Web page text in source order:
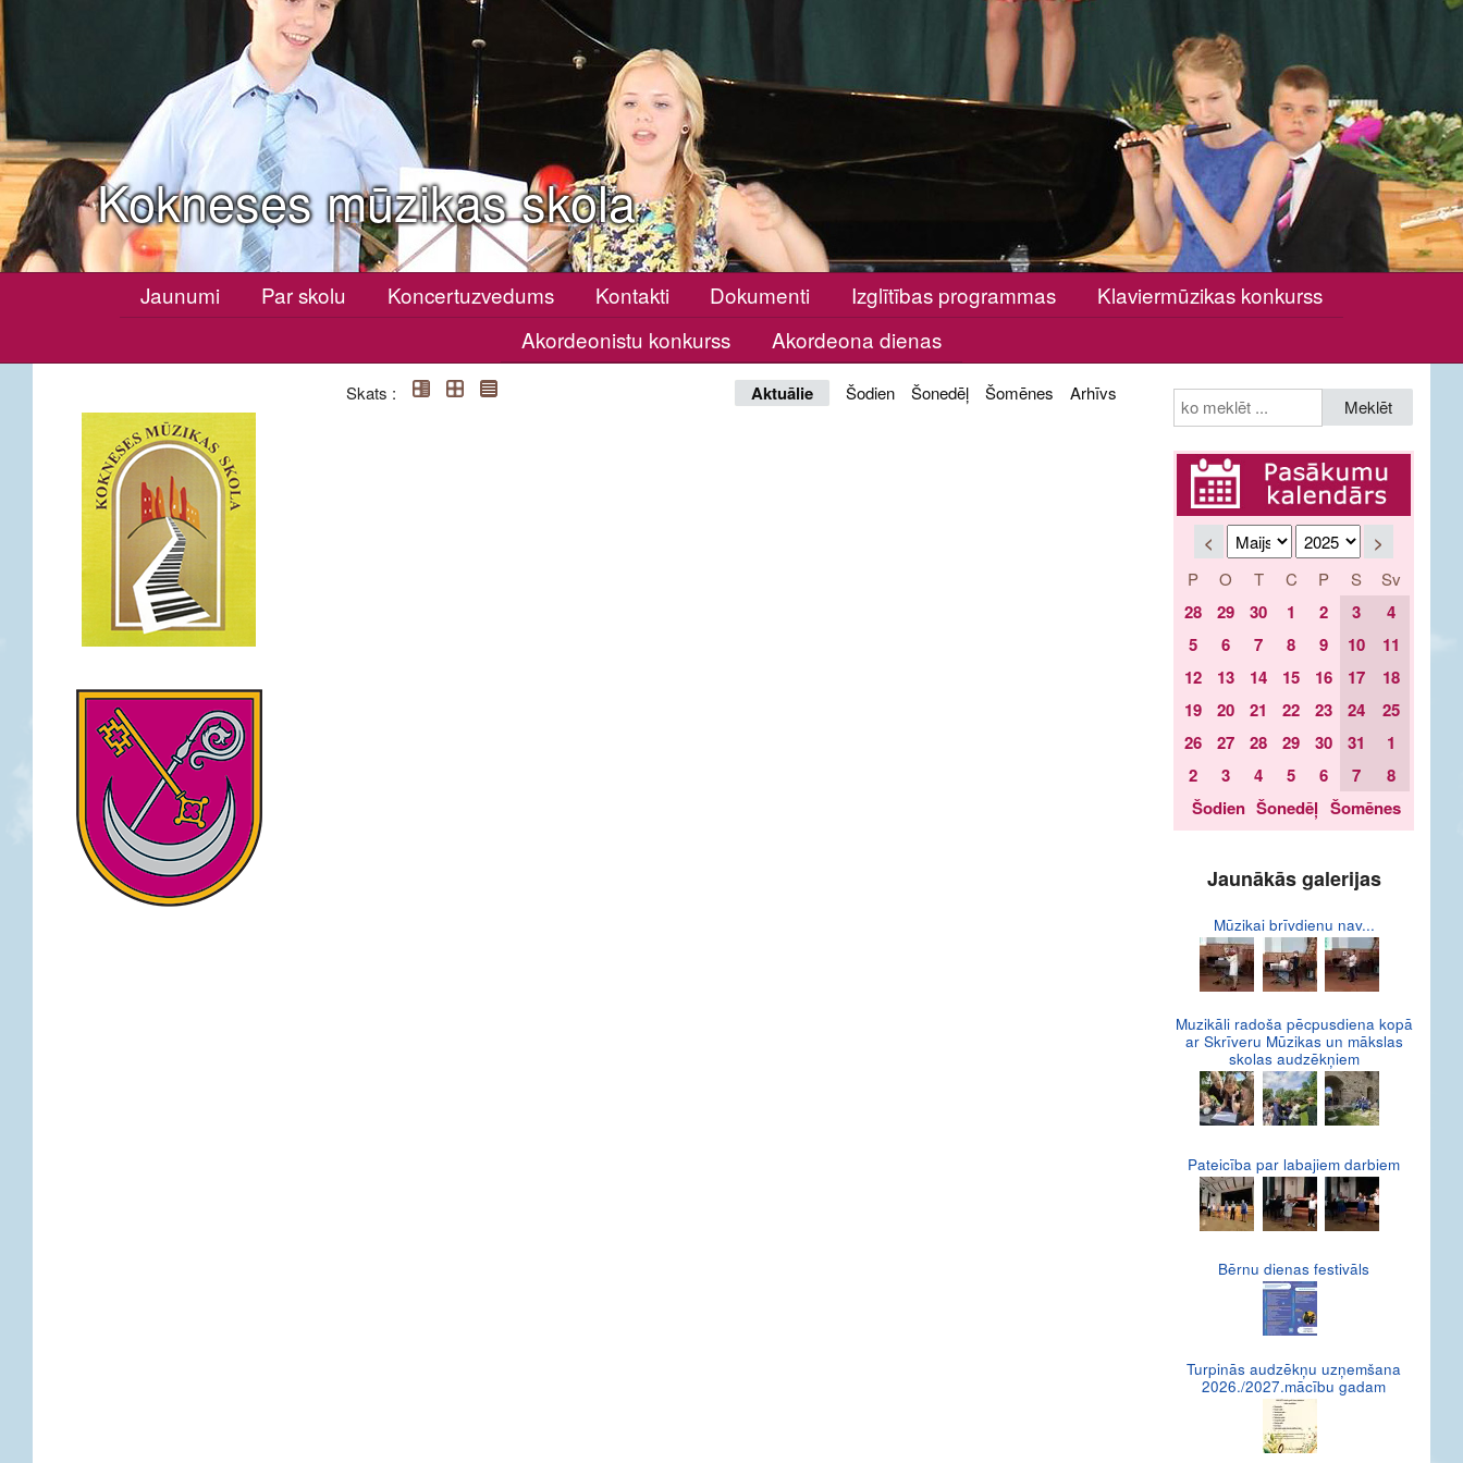
Kokneses mūzikas skola
Jaunumi Par skolu Koncertuzvedums Kontakti Dokumenti Izglītības programmas
Klaviermūzikas konkurss
Akordeonistu konkurss
Akordeona dienas
Skats : Aktuālie Šodien Šonedēļ Šomēnes Arhīvs
Meklēt
< >
P O T C P S Sv
28 29 30 1 2 3
4
5
6 7 8 9 10
11
12
13 14 15 16 17
18
19
20 21 22 23 24
25
26
27 28 29 30 31
1
2
3 4 5 6 7
8
Šodien Šonedēļ Šomēnes
Jaunākās galerijas
Mūzikai brīvdienu nav...
Muzikāli radoša pēcpusdiena kopā
ar Skrīveru Mūzikas un mākslas
skolas audzēkņiem
Pateicība par labajiem darbiem
Bērnu dienas festivāls
Turpinās audzēkņu uzņemšana
2026./2027.mācību gadam